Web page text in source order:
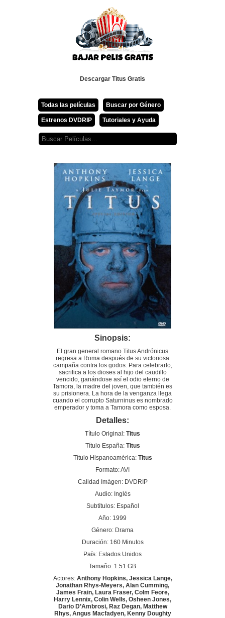
Descargar Titus Gratis
Todas las películas Buscar por Género
Estrenos DVDRIP Tutoriales y Ayuda
Sinopsis:
El gran general romano Titus Andrónicus
regresa a Roma después de su victoriosa
campaña contra los godos. Para celebrarlo,
sacrifica a los dioses al hijo del caudillo
vencido, ganándose así el odio eterno de
Tamora, la madre del joven, que también es
su prisionera. La hora de la venganza llega
cuando el corrupto Saturninus es nombrado
emperador y toma a Tamora como esposa.
Detalles:
Título Original: Titus
Título España: Titus
Título Hispanoamérica:Titus
Formato: AVI
Calidad Imágen: DVDRIP
Audio: Inglés
Subtítulos: Español
Año: 1999
Género: Drama
Duración: 160 Minutos
País: Estados Unidos
Tamaño: 1.51 GB
Actores: Anthony Hopkins, Jessica Lange,
Jonathan Rhys-Meyers, Alan Cumming,
James Frain, Laura Fraser, Colm Feore,
Harry Lennix, Colin Wells, Osheen Jones,
Dario D’Ambrosi, Raz Degan, Matthew
Rhys, Angus Macfadyen, Kenny Doughty